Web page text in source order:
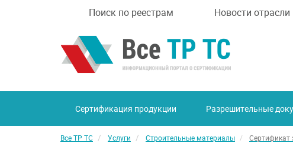
Поиск по реестрам Новости отрасли
Сертификация продукции Разрешительные
Все ТР ТС Услуги Строительные материалы Сертификат